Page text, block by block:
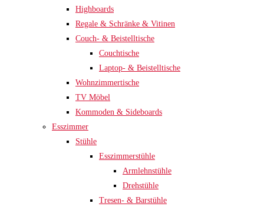
Highboards
Regale & Schränke & Vitinen
Couch- & Beistelltische
Couchtische
Laptop- & Beistelltische
Wohnzimmertische
TV Möbel
Kommoden & Sideboards
Esszimmer
Stühle
Esszimmerstühle
Armlehnstühle
Drehstühle
Tresen- & Barstühle